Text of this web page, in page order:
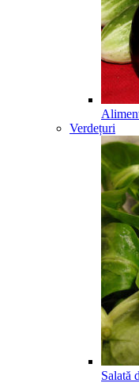
Verdețuri
Salată